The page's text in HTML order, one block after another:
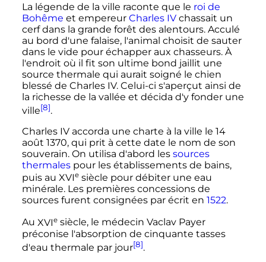
La légende de la ville raconte que le roi de
Bohême et empereur Charles IVchassait un
cerf dans la grande forêt des alentours. Acculé
au bord d'une falaise, l'animal choisit de sauter
dans le vide pour échapper aux chasseurs. À
l'endroit où il fit son ultime bond jaillit une
source thermale qui aurait soigné le chien
blessé de Charles IV. Celui-ci s'aperçut ainsi de
la richesse de la vallée et décida d'y fonder une
ville[8].
Charles IV accorda une charte à la ville le 14
août 1370, qui prit à cette date le nom de son
souverain. On utilisa d'abord les sources
thermalespour les établissements de bains,
puis au XVIe siècle pour débiter une eau
minérale. Les premières concessions de
sources furent consignées par écrit en 1522.
Au XVIe siècle, le médecin Vaclav Payer
préconise l'absorption de cinquante tasses
d'eau thermale par jour[8].